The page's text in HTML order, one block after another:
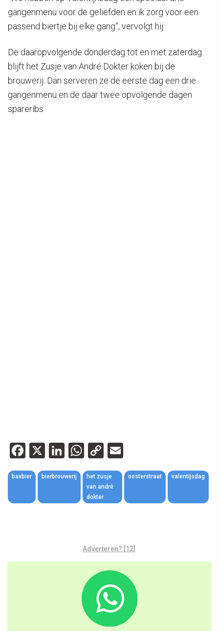
gangenmenu voor de geliefden en ik zorg voor een
passend biertje bij elke gang”, vervolgt hij.
De daaropvolgende donderdag tot en met zaterdag
blijft het Zusje van André Dokter koken bij de
brouwerij. Dan serveren ze de eerste dag een drie
gangenmenu en de daar twee opvolgende dagen
spareribs.
Facebook
X LinkedIn
WhatsApp
Copy
Link
baxbier bierbrouwerij
het zusje
van andré
dokter
oosterstraat valentijsdag
Adverteren? [12]